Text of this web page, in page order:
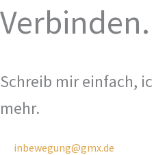
Verbinden.
Schreib mir einfach,
mehr.
inbewegung@gmx.de